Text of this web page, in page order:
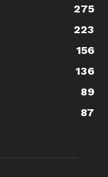
275
223
156
136
89
87